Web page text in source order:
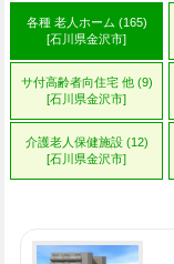
各種 老人ホーム (165)
[石川県金沢市]
サ付高齢者向住宅 他 (9)
[石川県金沢市]
介護老人保健施設 (12)
[石川県金沢市]